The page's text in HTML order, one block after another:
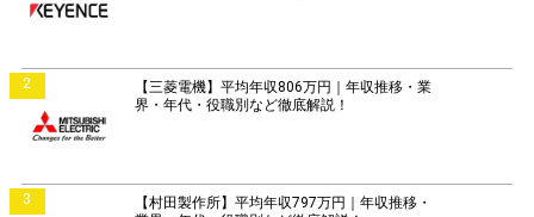
2
【三菱電機】平均年収806万円｜年収推移・業
界・年代・役職別など徹底解説！
3
【村田製作所】平均年収797万円｜年収推移・